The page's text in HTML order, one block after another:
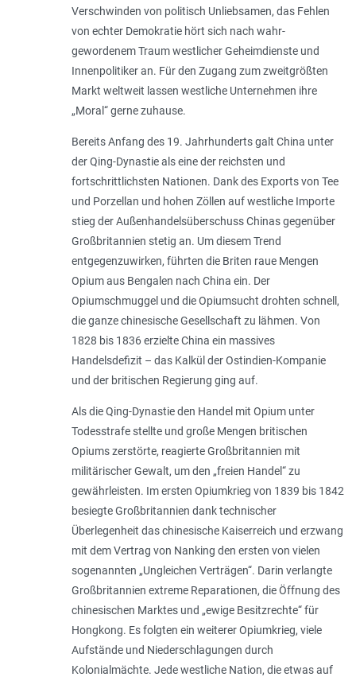
Verschwinden von politisch Unlieb­­samen, das Fehlen
von echter Demokratie hört sich nach wahr­
gewordenem Traum westlicher Geheimdienste und
Innenpolitiker an. Für den Zugang zum zweitgrößten
Markt weltweit lassen westliche Unternehmen ihre
„Moral“ gerne zuhause.
Bereits Anfang des 19. Jahrhunderts galt China unter
der Qing-Dynastie als eine der reichsten und
fortschrittlichsten Nationen. Dank des Exports von Tee
und Porzellan und hohen Zöllen auf westliche Importe
stieg der Außenhandelsüberschuss Chinas gegenüber
Großbritannien stetig an. Um diesem Trend
entgegenzuwirken, führten die Briten raue Mengen
Opium aus Bengalen nach China ein. Der
Opiumschmuggel und die Opiumsucht drohten schnell,
die ganze chinesische Gesellschaft zu lähmen. Von
1828 bis 1836 erzielte China ein massives
Handelsdefizit – das Kalkül der Ost­indien-Kompanie
und der britischen Regierung ging auf.
Als die Qing-Dynastie den Handel mit Opium unter
Todesstrafe stellte und große Mengen britischen
Opiums zerstörte, reagierte Großbritannien mit
militärischer Gewalt, um den „freien Handel“ zu
gewährleisten. Im ersten Opiumkrieg von 1839 bis 1842
besiegte Großbritannien dank technischer
Überlegenheit das chinesische Kaiserreich und erzwang
mit dem Vertrag von Nanking den ersten von vielen
sogenannten „Ungleichen Verträgen“. Darin verlangte
Großbritannien extreme Reparationen, die Öffnung des
chinesischen Marktes und „ewige Besitzrechte“ für
Hongkong. Es folgten ein weiterer Opiumkrieg, viele
Aufstände und Niederschlagungen durch
Kolonialmächte. Jede westliche ­Nation, die etwas auf